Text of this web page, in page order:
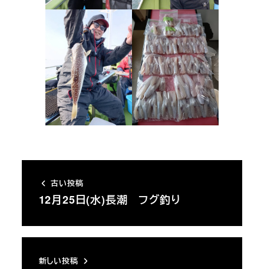
古い投稿
12月25日(水)長潮 フグ釣り
新しい投稿